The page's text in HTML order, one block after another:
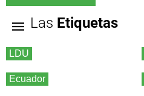
Las Etiquetas
LDU
Ecuador